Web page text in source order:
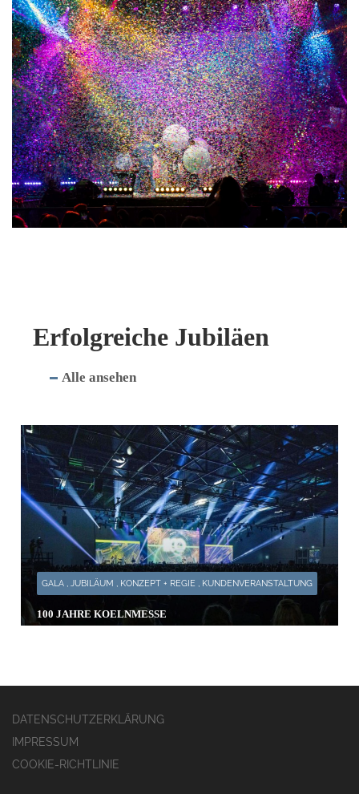
Erfolgreiche Jubiläen
Alle ansehen
GALA , JUBILÄUM , KONZEPT + REGIE , KUNDENVERANSTALTUNG
100 JAHRE KOELNMESSE
DATENSCHUTZERKLÄRUNG
IMPRESSUM
COOKIE-RICHTLINIE